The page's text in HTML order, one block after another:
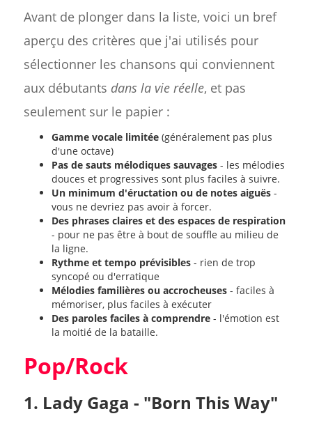
Avant de plonger dans la liste, voici un bref
aperçu des critères que j'ai utilisés pour
sélectionner les chansons qui conviennent
aux débutants dans la vie réelle, et pas
seulement sur le papier :
Gamme vocale limitée(généralement pas plus
d'une octave)
Pas de sauts mélodiques sauvages- les mélodies
douces et progressives sont plus faciles à suivre.
Un minimum d'éructation ou de notes aiguës-
vous ne devriez pas avoir à forcer.
Des phrases claires et des espaces de respiration
- pour ne pas être à bout de souffle au milieu de
la ligne.
Rythme et tempo prévisibles- rien de trop
syncopé ou d'erratique
Mélodies familières ou accrocheuses- faciles à
mémoriser, plus faciles à exécuter
Des paroles faciles à comprendre- l'émotion est
la moitié de la bataille.
Pop/Rock
1. Lady Gaga - "Born This Way"